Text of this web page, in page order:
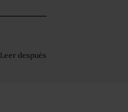
Leer después